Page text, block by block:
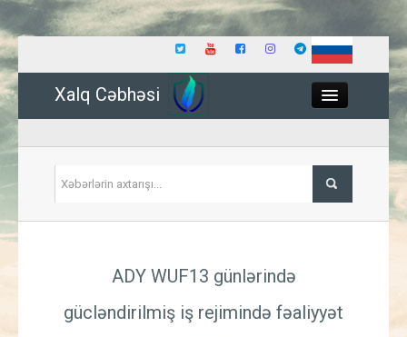
Xalq Cəbhəsi
İqtisadiyyat
ADY WUF13 günlərində
gücləndirilmiş iş rejimində fəaliyyət